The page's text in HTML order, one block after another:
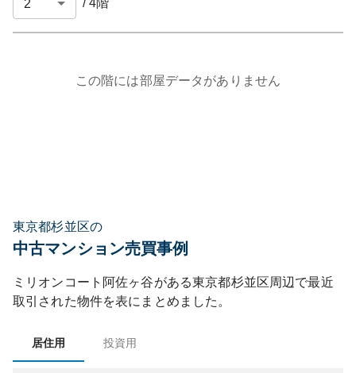
/4階
この階には部屋データがありません
東京都杉並区の
中古マンション売買事例
ミリオンコート阿佐ヶ谷がある東京都杉並区周辺で最近
取引された物件を表にまとめました。
居住用 投資用